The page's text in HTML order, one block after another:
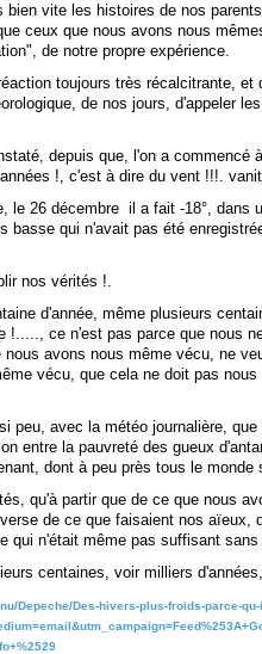
bien vite les histoires de nos
ceux que nous avons nous
de notre propre expérience.
toujours très récalcitrante,
de nos jours, d'appeler
depuis que, l'on a commencé
!, c'est à dire du vent !!!.
le 26 décembre il a fait -18°, dans
basse qui n'avait pas été
nos vérités !.
d'année, même plusieurs
!....., ce n'est pas parce que nous
avons nous même vécu, ne
vécu, que cela ne doit pas
peu, avec la météo journalière,
entre la pauvreté des gueux
dont à peu près tous le monde
qu'à partir que de ce que nous
de ce que faisaient nos aïeux,
qui n'était même pas suffisant
centaines, voir milliers
Depeche/Des-hivers-plus-froids-parce-